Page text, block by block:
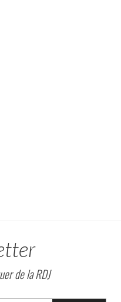
de la RDJ